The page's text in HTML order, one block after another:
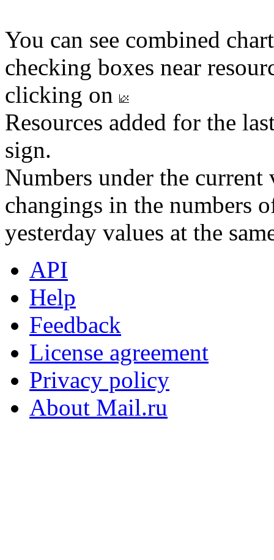
You can see combined
checking boxes near
clicking on
Resources added for the
sign.
Numbers under the
changings in the numbers
yesterday values at the
API
Help
Feedback
License agreement
Privacy policy
About Mail.ru